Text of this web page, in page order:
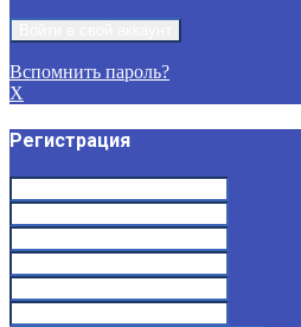
Вспомнить пароль?
X
Регистрация